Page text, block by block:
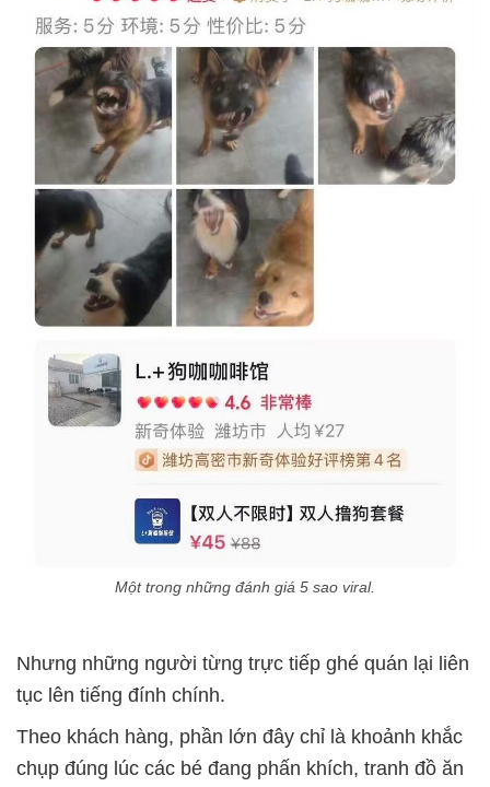
Một trong những đánh giá 5 sao viral.
Nhưng những người từng trực tiếp ghé quán lại liên
tục lên tiếng đính chính.
Theo khách hàng, phần lớn đây chỉ là khoảnh khắc
chụp đúng lúc các bé đang phấn khích, tranh đồ ăn